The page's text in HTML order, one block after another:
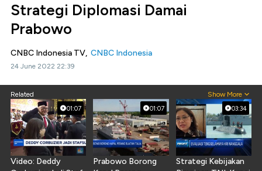
Strategi Diplomasi Damai
Prabowo
CNBC Indonesia TV, CNBC Indonesia
24 June 2022 22:39
Related Show More
01:07
Video: Deddy
01:07
Prabowo Borong
03:34
Strategi Kebijakan